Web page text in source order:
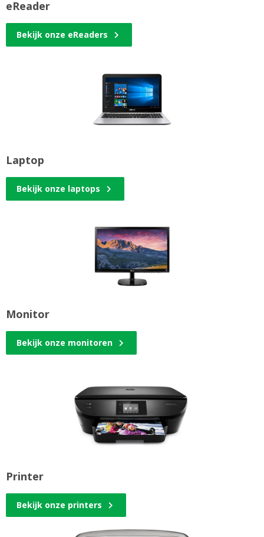
eReader
Bekijk onze eReaders
Laptop
Bekijk onze laptops
Monitor
Bekijk onze monitoren
Printer
Bekijk onze printers